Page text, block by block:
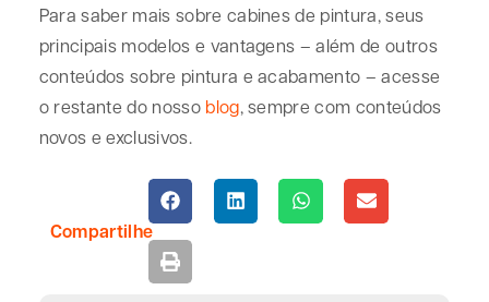
Para saber mais sobre cabines de pintura, seus
principais modelos e vantagens – além de outros
conteúdos sobre pintura e acabamento – acesse
o restante do nosso blog, sempre com conteúdos
novos e exclusivos.
Compartilhe